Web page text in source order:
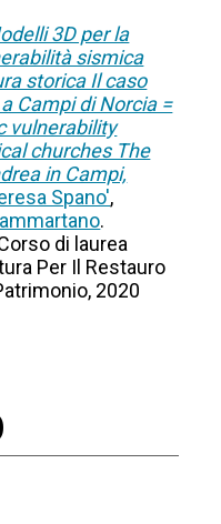
3D per la
sismica
storica Il caso
Campi di Norcia =
vulnerability
churches The
in Campi,
Spano',
.
di laurea
Per Il Restauro
2020